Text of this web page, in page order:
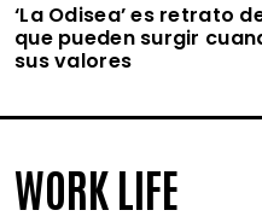
‘La Odisea’ es retrato
que pueden surgir
sus valores
WORK LIFE